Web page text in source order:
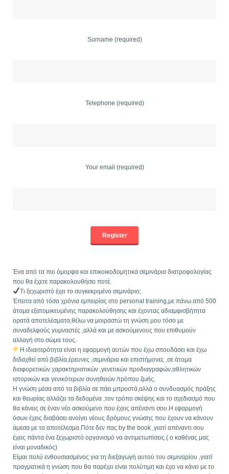
Surname (required)
Telephone (required)
Your email (required)
Ένα από τα πιο όμορφα και επικοικοδομητικά σεμινάρια διατροφολογίας
που θα έχετε παρακολουθήσει ποτέ.
Τι ξεχωριστό έχει το συγκεκριμένο σεμινάριο;
Έπειτα από τόσα χρόνια εμπειρίας στο personal training,με πάνω από 500
άτομα εξατομικευμένης παρακολούθησης και έχοντας αδιαμφισβήτητα
ορατά αποτελέσματα,θέλω να μοιραστώ τη γνώση μου τόσο με
συναδελφούς γυμναστές ,αλλά και με ασκούμενους που επιθυμούν
αλλαγή στο σώμα τους.
Η ιδιαιτερότητα είναι η εφαρμογή αυτών που έχω σπουδάσει και έχω
διδαχθεί από βιβλία,έρευνες ,σεμινάρια και επιστήμονες ,σε άτομα
διαφορετικών χαρακτηριστικών ,γενετικών προδιαγραφών,αθλητικών
ιστορικών και γενικότερων συνηθειών /τρόπου ζωής.
Η γνώση μέσα από τα βιβλία σε πάει μπροστά,αλλά ο συνδυασμός πράξης
και θεωρίας αλλάζει τα δεδομένα ,τον τρόπο σκέψης και το σχεδιασμό που
θα κάνεις σε έναν νέο ασκούμενο που έχεις απέναντι σου.Η εφαρμογή
όσων έχεις διαβάσει ανοίγει νέους δρόμους γνώσης που έχουν να κάνουν
άμεσα με το αποτέλεσμα.Πότε δεν πας by the book ,γιατί απέναντι σου
έχεις πάντα ένα ξεχωριστό οργανισμό να αντιμετωπίσεις.( ο καθένας μας
είναι μοναδικός)
Είμαι πολύ ενθουσιασμένος για τη διεξαγωγή αυτού του σεμιναρίου ,γιατί
πραγματικά η γνώση που θα παρέχει είναι πολύτιμη και έχει να κάνει με το